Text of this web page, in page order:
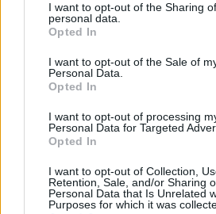
I want to opt-out of the Sharing
personal data.
Opted In
I want to opt-out of the Sale of
Personal Data.
Opted In
I want to opt-out of processing
Personal Data for Targeted
Opted In
I want to opt-out of Collection,
Retention, Sale, and/or Sharing
Personal Data that Is Unrelated
Purposes for which it was
Télen jól lehetett volna haladni a
FOTÓ: KÉSZ CONSTRUCTII ROMANIA